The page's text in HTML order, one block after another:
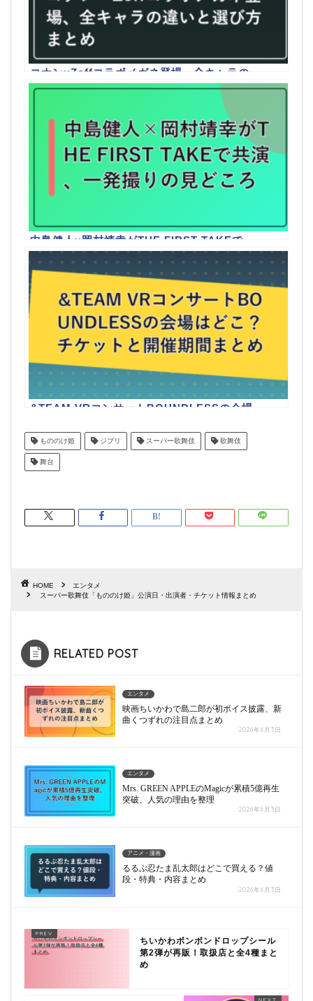
コナン×Zoffコラボメガネ登場、全キャラの
違いと選び方まとめ
中島健人×岡村靖幸がTHE FIRST TAKEで
共演、一発撮りの見どころ
&TEAM VRコンサートBOUNDLESSの会場
もののけ姫 ジブリ スーパー歌舞伎 歌舞伎
舞台
HOME
エンタメ
スーパー歌舞伎「もののけ姫」公演日・出演者・チケット情報まとめ
RELATED POST
エンタメ
映画ちいかわで島二郎が初ボイス披露、新
曲くつずれの注目点まとめ
2026年6月3日
エンタメ
Mrs. GREEN APPLEのMagicが累積5億再生
突破、人気の理由を整理
2026年6月3日
アニメ・漫画
るるぶ忍たま乱太郎はどこで買える？値
段・特典・内容まとめ
2026年6月3日
ちいかわボンボンドロップシール
第2弾が再販！取扱店と全4種まと
め